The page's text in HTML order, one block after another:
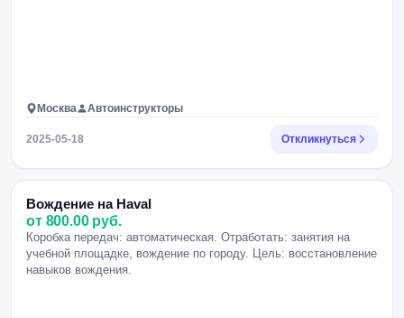
Москва Автоинструкторы
2025-05-18 Откликнуться
Вождение на Haval
от 800.00 руб.
Коробка передач: автоматическая. Отработать: занятия на
учебной площадке, вождение по городу. Цель: восстановление
навыков вождения.